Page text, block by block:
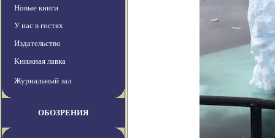
Новые книги
У нас в гостях
Издательство
Книжная лавка
Журнальный зал
ОБОЗРЕНИЯ